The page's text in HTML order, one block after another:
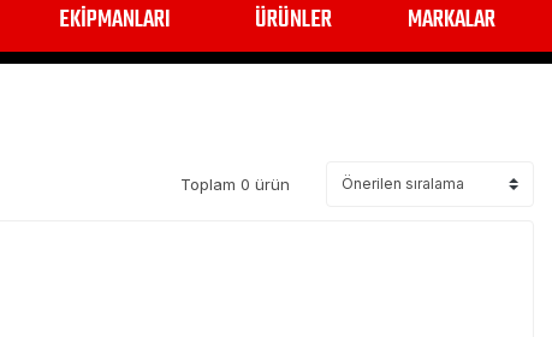
EKİPMANLARI
ÜRÜNLER
MARKALAR
Toplam 0 ürün